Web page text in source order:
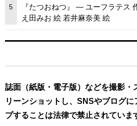
5
『たつおねつ』 — ユーフラテス
え田みお 絵 若井麻奈美 絵
誌面（紙版・電子版）などを撮影・
リーンショットし、SNSやブログに
プすることは法律で禁止されていま